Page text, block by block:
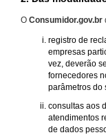
O Consumidor.gov.br
registro de
empresas
vez, deverão
fornecedores
parâmetros do
consultas aos
atendimentos
de dados